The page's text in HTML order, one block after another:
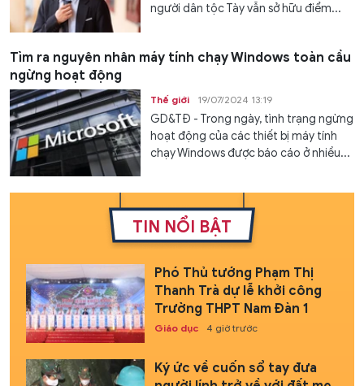
người dân tộc Tày vẫn sở hữu điểm...
Tìm ra nguyên nhân máy tính chạy Windows toàn cầu
ngừng hoạt động
Thế giới 19/07/2024 13:19
GD&TĐ - Trong ngày, tình trạng ngừng
hoạt động của các thiết bị máy tính
chạy Windows được báo cáo ở nhiều...
TIN NỔI BẬT
Phó Thủ tướng Phạm Thị
Thanh Trà dự lễ khởi công
Trường THPT Nam Đàn 1
Giáo dục 4 giờ trước
Ký ức về cuốn sổ tay đưa